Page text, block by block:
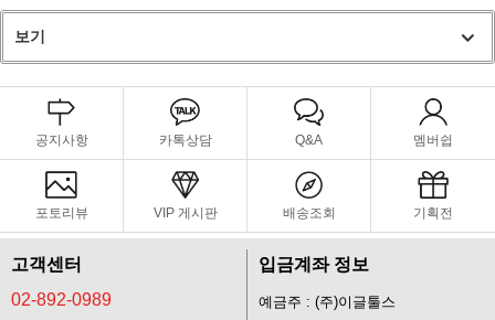
보기
공지사항 카톡상담 Q&A 멤버쉽
포토리뷰 VIP 게시판 배송조회 기획전
고객센터
02-892-0989
입금계좌 정보
예금주 : (주)이글툴스